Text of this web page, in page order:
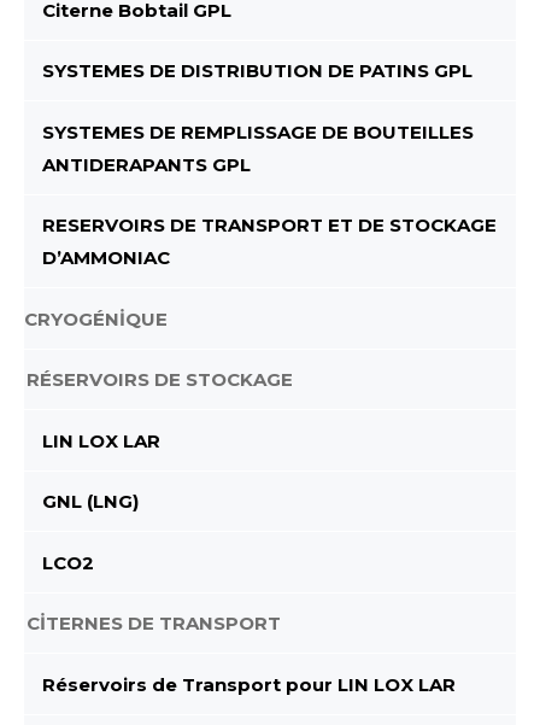
Citerne Bobtail GPL
SYSTEMES DE DISTRIBUTION DE PATINS GPL
SYSTEMES DE REMPLISSAGE DE BOUTEILLES
ANTIDERAPANTS GPL
RESERVOIRS DE TRANSPORT ET DE STOCKAGE
D’AMMONIAC
CRYOGÉNİQUE
RÉSERVOIRS DE STOCKAGE
LIN LOX LAR
GNL (LNG)
LCO2
CİTERNES DE TRANSPORT
Réservoirs de Transport pour LIN LOX LAR